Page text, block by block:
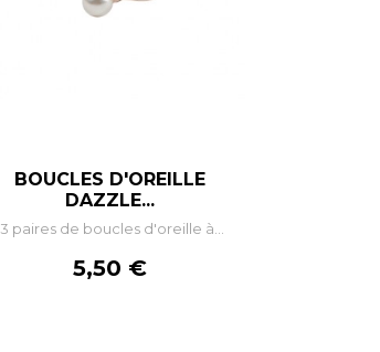
BOUCLES D'OREILLE
DAZZLE...
3 paires de boucles d'oreille à...
Prix
5,50 €
– +